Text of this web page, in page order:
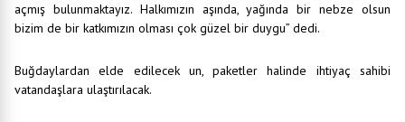
açmış bulunmaktayız. Halkımızın aşında, yağında bir nebze olsun
bizim de bir katkımızın olması çok güzel bir duygu” dedi.
Buğdaylardan elde edilecek un, paketler halinde ihtiyaç sahibi
vatandaşlara ulaştırılacak.